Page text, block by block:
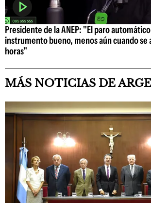
Presidente de la ANEP: "El paro
instrumento bueno, menos aún cuando se
horas"
MÁS NOTICIAS DE